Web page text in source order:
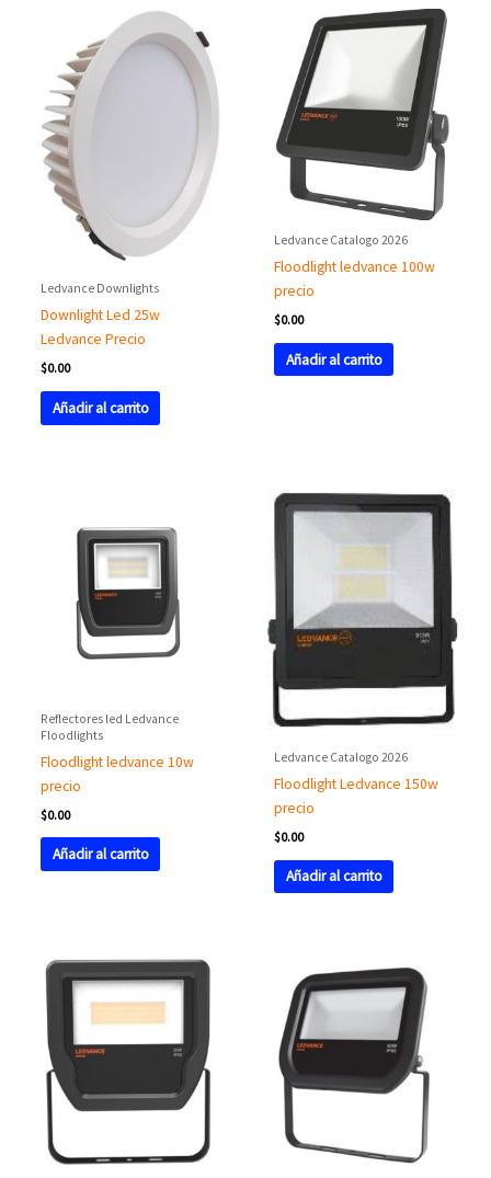
Ledvance Downlights
Downlight Led 25w
Ledvance Precio
$0.00
Añadir al carrito
Ledvance Catalogo 2026
Floodlight ledvance 100w
precio
$0.00
Añadir al carrito
Reflectores led Ledvance
Floodlights
Floodlight ledvance 10w
precio
$0.00
Añadir al carrito
Ledvance Catalogo 2026
Floodlight Ledvance 150w
precio
$0.00
Añadir al carrito